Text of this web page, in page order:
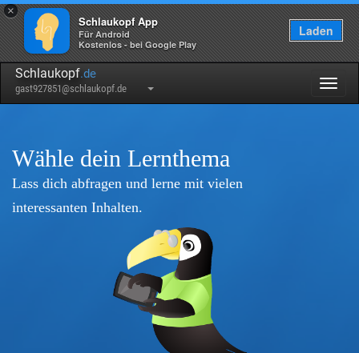
×
Schlaukopf App
Für Android
Kostenlos - bei Google Play
Laden
Schlaukopf.de
gast927851@schlaukopf.de
Wähle dein Lernthema
Lass dich abfragen und lerne mit vielen
interessanten Inhalten.